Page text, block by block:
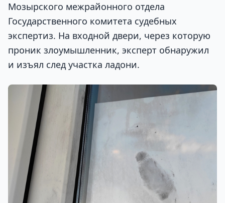
Мозырского межрайонного отдела
Государственного комитета судебных
экспертиз. На входной двери, через которую
проник злоумышленник, эксперт обнаружил
и изъял след участка ладони.